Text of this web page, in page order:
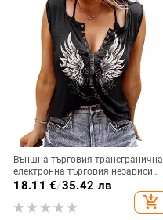
Външна търговия трансгранична
електронна търговия независима
станция Amazon Amazon нова
памучна дамска тениска
18.11 €/35.42 лв
add_shopping_cart